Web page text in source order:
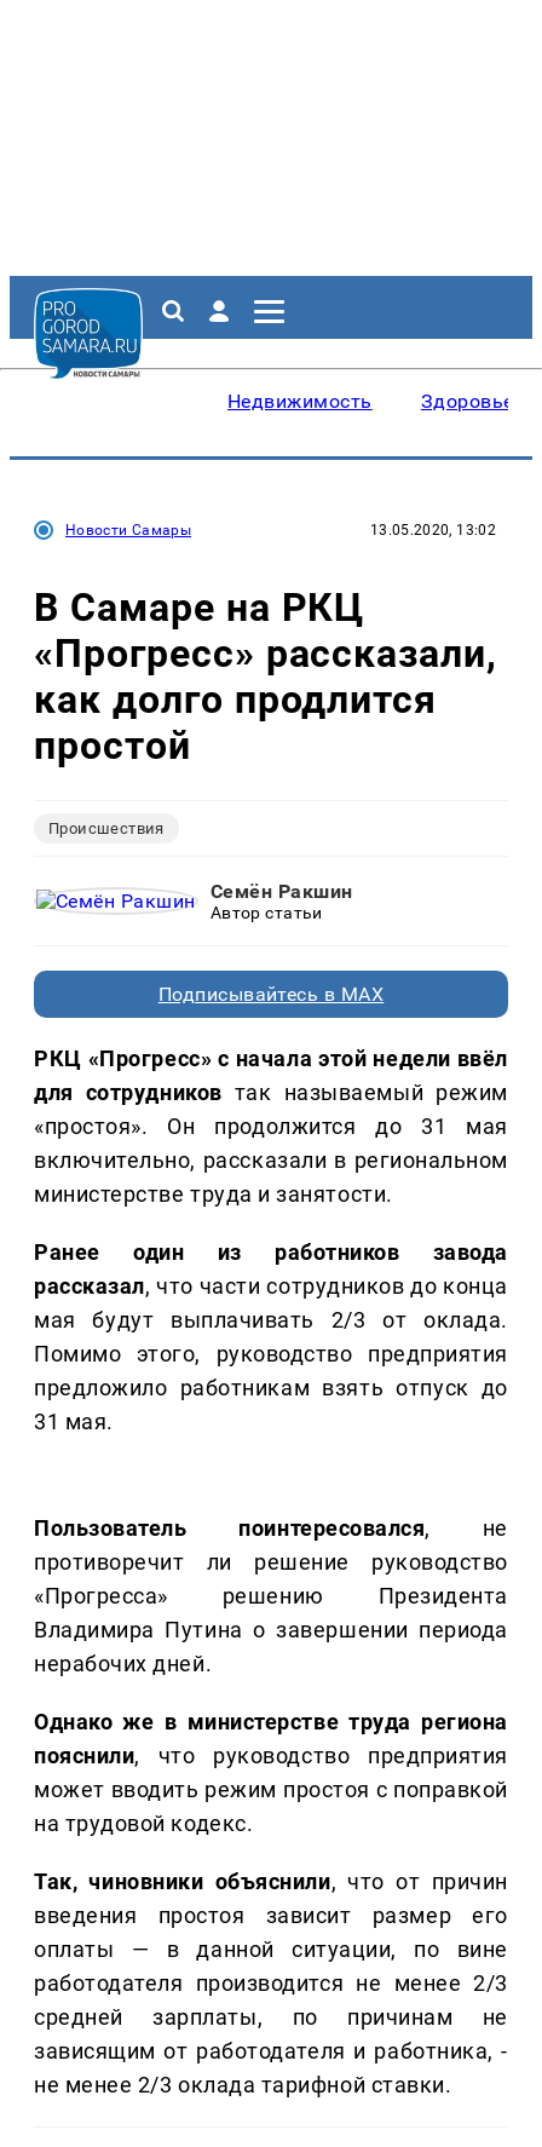
Недвижимость Здоровье
Новости Самары 13.05.2020, 13:02
В Самаре на РКЦ
«Прогресс» рассказали,
как долго продлится
простой
Происшествия
Семён Ракшин
Автор статьи
Подписывайтесь в MAX
РКЦ «Прогресс» с начала этой недели ввёл
для сотрудников так называемый режим
«простоя». Он продолжится до 31 мая
включительно, рассказали в региональном
министерстве труда и занятости.
Ранее один из работников завода
рассказал, что части сотрудников до конца
мая будут выплачивать 2/3 от оклада.
Помимо этого, руководство предприятия
предложило работникам взять отпуск до
31 мая.
Пользователь поинтересовался, не
противоречит ли решение руководство
«Прогресса» решению Президента
Владимира Путина о завершении периода
нерабочих дней.
Однако же в министерстве труда региона
пояснили, что руководство предприятия
может вводить режим простоя с поправкой
на трудовой кодекс.
Так, чиновники объяснили, что от причин
введения простоя зависит размер его
оплаты — в данной ситуации, по вине
работодателя производится не менее 2/3
средней зарплаты, по причинам не
зависящим от работодателя и работника, -
не менее 2/3 оклада тарифной ставки.